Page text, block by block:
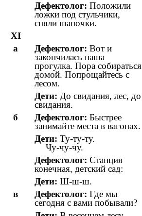
Дефектолог: Положили
ложки под стульчики,
сняли шапочки.
XI
а
Дефектолог: Вот и
закончилась наша
прогулка. Пора собираться
домой. Попрощайтесь с
лесом.
Дети: До свидания, лес, до
свидания.
б Дефектолог: Быстрее
занимайте места в вагонах.
Дети: Ту-ту-ту.
Чу-чу-чу.
Дефектолог: Станция
конечная, детский сад:
Дети: Ш-ш-ш.
в Дефектолог: Где мы
сегодня с вами побывали?